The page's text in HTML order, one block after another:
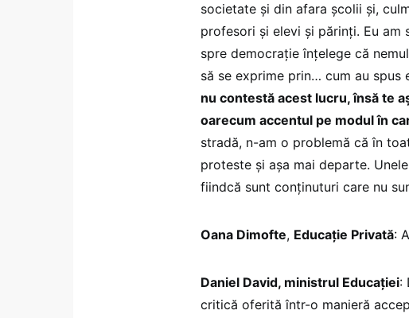
societate și din afara școlii și,
profesori și elevi și părinți. Eu am
spre democrație înțelege că
să se exprime prin… cum au
nu contestă acest lucru, însă te
oarecum accentul pe modul în
stradă, n-am o problemă că în
proteste și așa mai departe.
fiindcă sunt conținuturi care nu
Oana Dimofte, Educație Privată:
Daniel David, ministrul Educației:
critică oferită într-o manieră